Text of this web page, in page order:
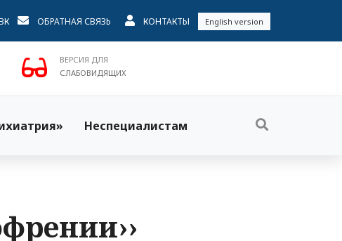
ОБРАТНАЯ СВЯЗЬ КОНТАКТЫ English version
ВЕРСИЯ ДЛЯ
СЛАБОВИДЯЩИХ
Неспециалистам